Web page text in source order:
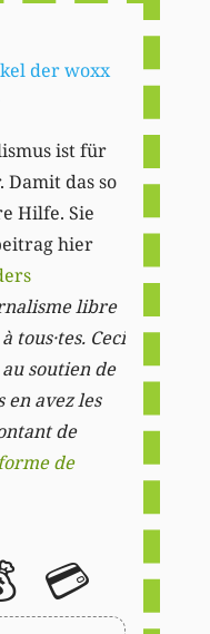
der woxx
ist für
das so
Hilfe. Sie
hier
libre
tous·tes. Ceci
soutien de
en avez les
de
de
💳